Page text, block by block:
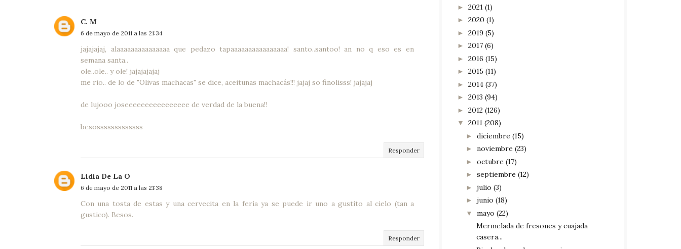
C. M
6 de mayo de 2011 a las 21:34
jajajajaj, alaaaaaaaaaaaaaaa que pedazo tapaaaaaaaaaaaaaaaa! santo..santoo! an no q eso es en
semana santa..
ole..ole.. y ole! jajajajajaj
me rio.. de lo de "Olivas machacas" se dice, aceitunas machacás!!! jajaj so finolisss! jajajaj
de lujooo joseeeeeeeeeeeeeeee de verdad de la buena!!
besosssssssssssss
Responder
Lidia De La O
6 de mayo de 2011 a las 21:38
Con una tosta de estas y una cervecita en la feria ya se puede ir uno a gustito al cielo (tan a
gustico). Besos.
Responder
► 2021 (1)
► 2020 (1)
► 2019 (5)
► 2017 (6)
► 2016 (15)
► 2015 (11)
► 2014 (37)
► 2013 (94)
► 2012 (126)
▼ 2011 (208)
► diciembre (15)
► noviembre (23)
► octubre (17)
► septiembre (12)
► julio (3)
► junio (18)
▼ mayo (22)
Mermelada de fresones y cuajada
casera...